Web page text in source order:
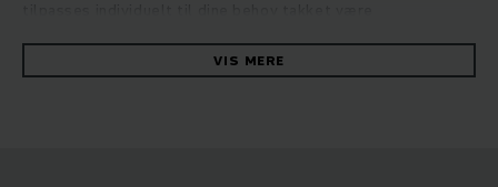
mange modifikationer til dine behov, lige fra den øgede
effektivitet over mere sikkerhed og til udstyr til anvendelse
VIS MERE